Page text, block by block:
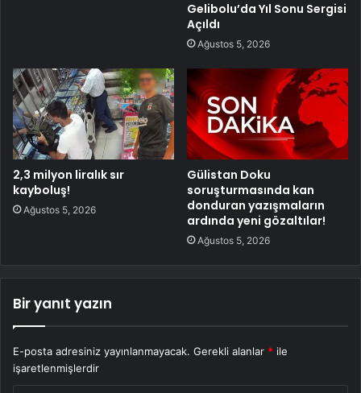
Gelibolu’da Yıl Sonu Sergisi
Açıldı
Ağustos 5, 2026
2,3 milyon liralık sır
kayboluş!
Ağustos 5, 2026
Gülistan Doku
soruşturmasında kan
donduran yazışmaların
ardında yeni gözaltılar!
Ağustos 5, 2026
Bir yanıt yazın
E-posta adresiniz yayınlanmayacak. Gerekli alanlar * ile
işaretlenmişlerdir